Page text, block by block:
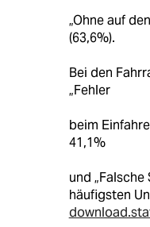
„Ohne auf
(63,6%).
Bei den
„Fehler
beim
41,1%
und
häufigsten